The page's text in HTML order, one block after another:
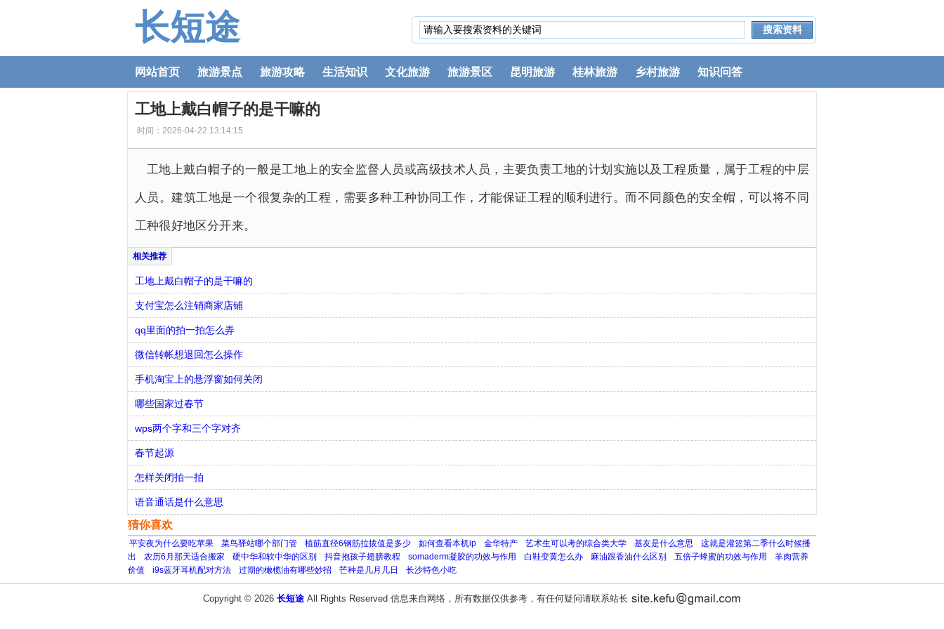
长短途
网站首页 旅游景点 旅游攻略 生活知识 文化旅游 旅游景区 昆明旅游 桂林旅游 乡村旅游 知识问答
工地上戴白帽子的是干嘛的
时间：2026-04-22 13:14:15
工地上戴白帽子的一般是工地上的安全监督人员或高级技术人员，主要负责工地的计划实施以及工程质量，属于工程的中层
人员。建筑工地是一个很复杂的工程，需要多种工种协同工作，才能保证工程的顺利进行。而不同颜色的安全帽，可以将不同
工种很好地区分开来。
工地上戴白帽子的是干嘛的
支付宝怎么注销商家店铺
qq里面的拍一拍怎么弄
微信转帐想退回怎么操作
手机淘宝上的悬浮窗如何关闭
哪些国家过春节
wps两个字和三个字对齐
春节起源
怎样关闭拍一拍
语音通话是什么意思
猜你喜欢
平安夜为什么要吃苹果 菜鸟驿站哪个部门管 植筋直径6钢筋拉拔值是多少 如何查看本机ip 金华特产 艺术生可以考的综合类大学 基友是什么意思
这就是灌篮第二季什么时候播
出
农历6月那天适合搬家 硬中华和软中华的区别 抖音抱孩子翅膀教程 somaderm凝胶的功效与作用 白鞋变黄怎么办 麻油跟香油什么区别 五倍子蜂蜜的功效与作用
羊肉营养
价值
i9s蓝牙耳机配对方法 过期的橄榄油有哪些妙招 芒种是几月几日 长沙特色小吃
Copyright © 2026 长短途All Rights Reserved 信息来自网络，所有数据仅供参考，有任何疑问请联系站长